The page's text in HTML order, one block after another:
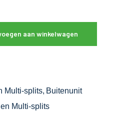
aan winkelwagen
Multi-splits, Buitenunit
Multi-splits